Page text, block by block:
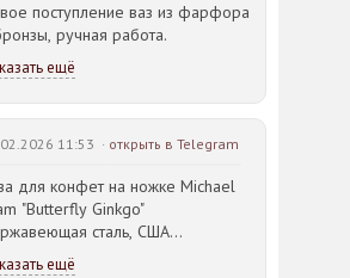
поступление ваз из фарфора
ручная работа.
ещё
11:53 · открыть в Telegram
для конфет на ножке Michael
"Butterfly Ginkgo"
сталь, США
ещё